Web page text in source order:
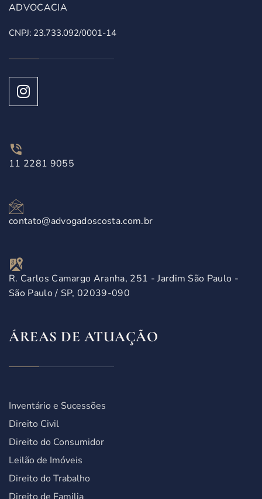
ADVOCACIA
CNPJ: 23.733.092/0001-14
11 2281 9055
contato@advogadoscosta.com.br
R. Carlos Camargo Aranha, 251 - Jardim São Paulo -
São Paulo / SP, 02039-090
ÁREAS DE ATUAÇÃO
Inventário e Sucessões
Direito Civil
Direito do Consumidor
Leilão de Imóveis
Direito do Trabalho